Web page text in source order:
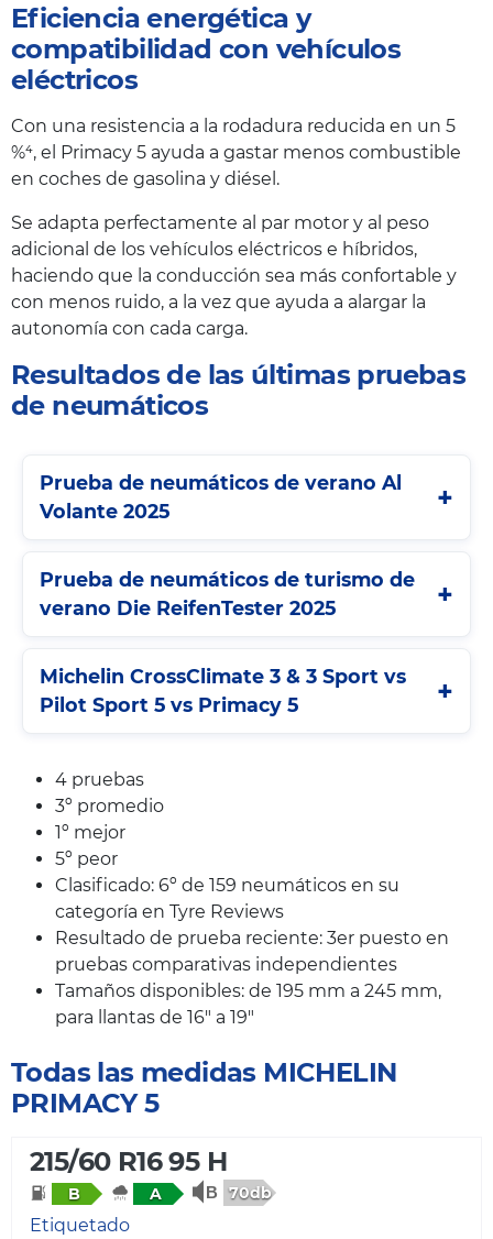
Eficiencia energética y
compatibilidad con vehículos
eléctricos
Con una resistencia a la rodadura reducida en un 5
%⁴, el Primacy 5 ayuda a gastar menos combustible
en coches de gasolina y diésel.
Se adapta perfectamente al par motor y al peso
adicional de los vehículos eléctricos e híbridos,
haciendo que la conducción sea más confortable y
con menos ruido, a la vez que ayuda a alargar la
autonomía con cada carga.
Resultados de las últimas pruebas
de neumáticos
Prueba de neumáticos de verano Al
Volante 2025
Prueba de neumáticos de turismo de
verano Die ReifenTester 2025
Michelin CrossClimate 3 & 3 Sport vs
Pilot Sport 5 vs Primacy 5
4 pruebas
3º promedio
1º mejor
5º peor
Clasificado: 6º de 159 neumáticos en su
categoría en Tyre Reviews
Resultado de prueba reciente: 3er puesto en
pruebas comparativas independientes
Tamaños disponibles: de 195 mm a 245 mm,
para llantas de 16" a 19"
Todas las medidas MICHELIN
PRIMACY 5
215/60 R16 95 H
B A 70db
Etiquetado